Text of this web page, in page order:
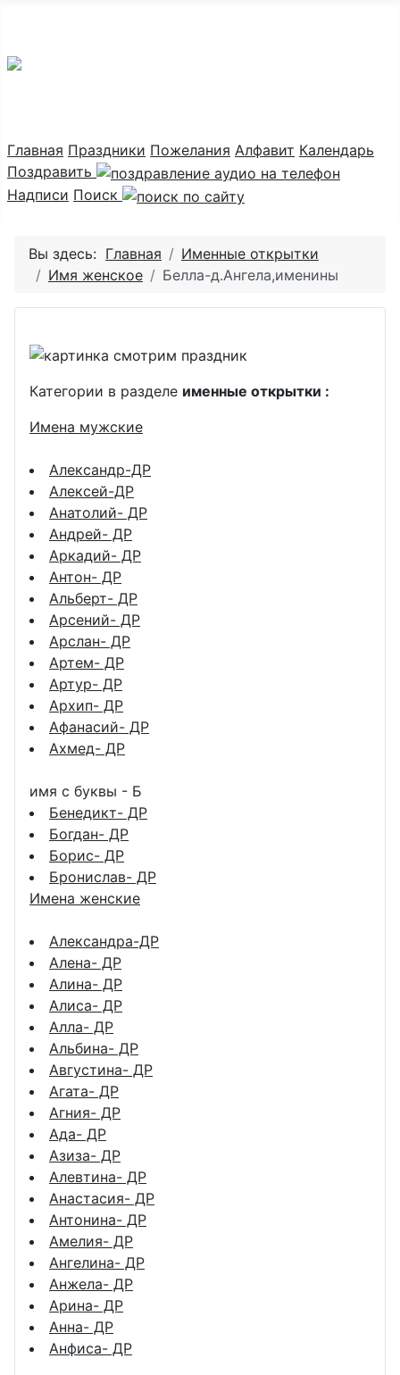
Главная Праздники Пожелания Алфавит Календарь
Поздравить
Надписи Поиск
Вы здесь: Главная
Именные открытки
Имя женское
Белла-д.Ангела,именины
Категории в разделе именные открытки :
Имена мужские
Александр-ДР
Алексей-ДР
Анатолий- ДР
Андрей- ДР
Аркадий- ДР
Антон- ДР
Альберт- ДР
Арсений- ДР
Арслан- ДР
Артем- ДР
Артур- ДР
Архип- ДР
Афанасий- ДР
Ахмед- ДР
имя с буквы - Б
Бенедикт- ДР
Богдан- ДР
Борис- ДР
Бронислав- ДР
Имена женские
Александра-ДР
Алена- ДР
Алина- ДР
Алиса- ДР
Алла- ДР
Альбина- ДР
Августина- ДР
Агата- ДР
Агния- ДР
Ада- ДР
Азиза- ДР
Алевтина- ДР
Анастасия- ДР
Антонина- ДР
Амелия- ДР
Ангелина- ДР
Анжела- ДР
Арина- ДР
Анна- ДР
Анфиса- ДР